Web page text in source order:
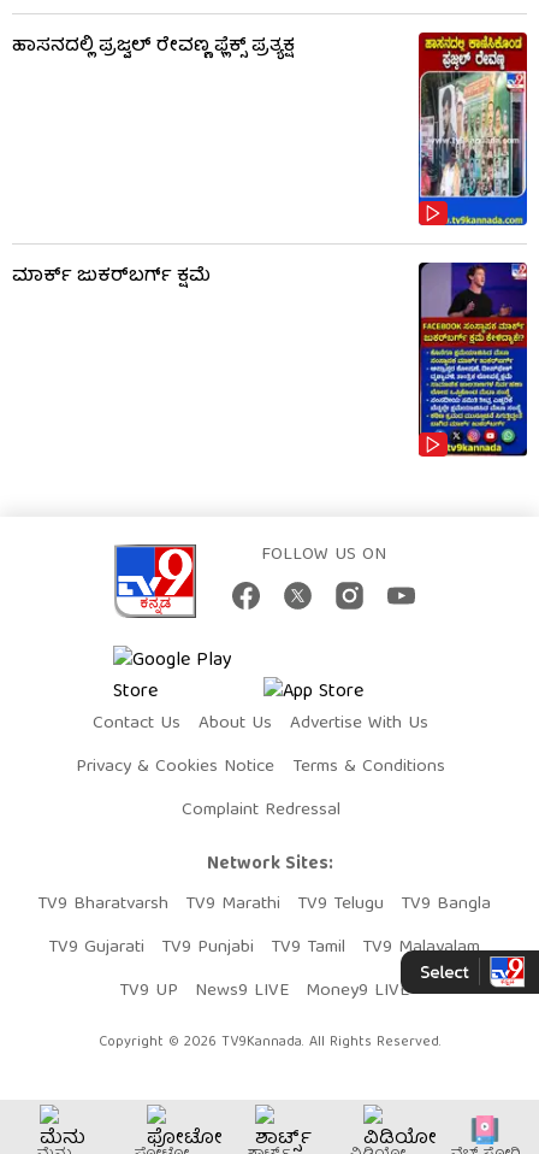
ಹಾಸನದಲ್ಲಿ ಪ್ರಜ್ವಲ್ ರೇವಣ್ಣ ಫ್ಲೆಕ್ಸ್ ಪ್ರತ್ಯಕ್ಷ
ಮಾರ್ಕ್ ಜುಕರ್‌ಬರ್ಗ್ ಕ್ಷಮೆ
FOLLOW US ON
Contact Us About Us
Advertise With Us
Privacy & Cookies Notice
Terms & Conditions
Complaint Redressal
Network Sites:
TV9 Bharatvarsh
TV9 Marathi TV9 Telugu
TV9 Bangla
TV9 Gujarati
TV9 Punjabi TV9 Tamil
TV9 Malayalam
TV9 UP
News9 LIVE Money9 LIVE
Copyright © 2026 TV9Kannada. All Rights Reserved.